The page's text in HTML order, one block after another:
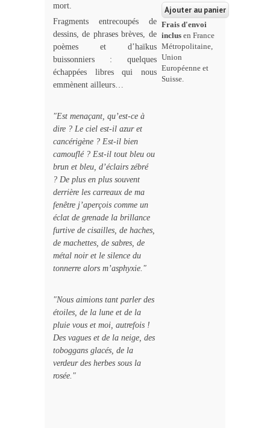
mort.
Fragments entrecoupés de
dessins, de phrases brèves, de
poèmes et d’haïkus
buissonniers : quelques
échappées libres qui nous
emmènent ailleurs…
"Est menaçant, qu’est-ce à
dire ? Le ciel est-il azur et
cancérigène ? Est-il bien
camouflé ? Est-il tout bleu ou
brun et bleu, d’éclairs zébré
? De plus en plus souvent
derrière les carreaux de ma
fenêtre j’aperçois comme un
éclat de grenade la brillance
furtive de cisailles, de haches,
de machettes, de sabres, de
métal noir et le silence du
tonnerre alors m’asphyxie."
"Nous aimions tant parler des
étoiles, de la lune et de la
pluie vous et moi, autrefois !
Des vagues et de la neige, des
toboggans glacés, de la
verdeur des herbes sous la
rosée."
Frais d'envoi
inclus en France
Métropolitaine,
Union
Européenne et
Suisse.